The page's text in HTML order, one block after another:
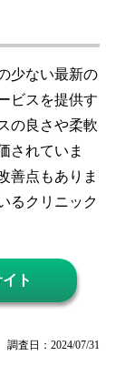
少ない最新の
ビスを提供す
の良さや柔軟
されていま
善点もありま
るクリニック
ト
調査日：2024/07/31